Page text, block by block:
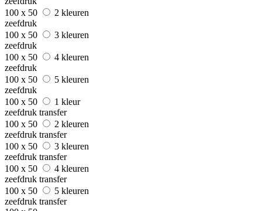
100 x 50
2 kleuren
zeefdruk
100 x 50
3 kleuren
zeefdruk
100 x 50
4 kleuren
zeefdruk
100 x 50
5 kleuren
zeefdruk
100 x 50
1 kleur
zeefdruk transfer
100 x 50
2 kleuren
zeefdruk transfer
100 x 50
3 kleuren
zeefdruk transfer
100 x 50
4 kleuren
zeefdruk transfer
100 x 50
5 kleuren
zeefdruk transfer